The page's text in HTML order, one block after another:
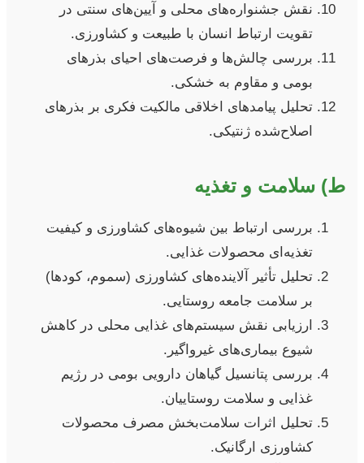
نقش جشنواره‌های محلی و آیین‌های سنتی در
تقویت ارتباط انسان با طبیعت و کشاورزی.
بررسی چالش‌ها و فرصت‌های احیای بذرهای
بومی و مقاوم به خشکی.
تحلیل پیامدهای اخلاقی مالکیت فکری بر بذرهای
اصلاح‌شده ژنتیکی.
ط) سلامت و تغذیه
بررسی ارتباط بین شیوه‌های کشاورزی و کیفیت
تغذیه‌ای محصولات غذایی.
تحلیل تأثیر آلاینده‌های کشاورزی (سموم، کودها)
بر سلامت جامعه روستایی.
ارزیابی نقش سیستم‌های غذایی محلی در کاهش
شیوع بیماری‌های غیرواگیر.
بررسی پتانسیل گیاهان دارویی بومی در رژیم
غذایی و سلامت روستاییان.
تحلیل اثرات سلامت‌بخش مصرف محصولات
کشاورزی ارگانیک.